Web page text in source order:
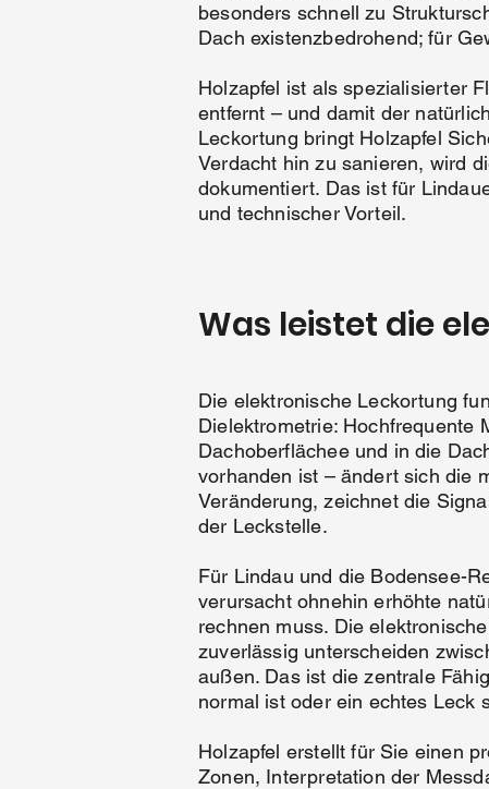
besonders schnell zu
Dach existenzbedrohend; für
Holzapfel ist als spezialisierter
entfernt – und damit der
Leckortung bringt Holzapfel
Verdacht hin zu sanieren, wird
dokumentiert. Das ist für
und technischer Vorteil.
Was leistet die
Die elektronische Leckortung
Dielektrometrie: Hochfrequente
Dachoberflächee und in die
vorhanden ist – ändert sich die
Veränderung, zeichnet die
der Leckstelle.
Für Lindau und die Bodensee-
verursacht ohnehin erhöhte
rechnen muss. Die
zuverlässig unterscheiden
außen. Das ist die zentrale
normal ist oder ein echtes Leck
Holzapfel erstellt für Sie einen
Zonen, Interpretation der